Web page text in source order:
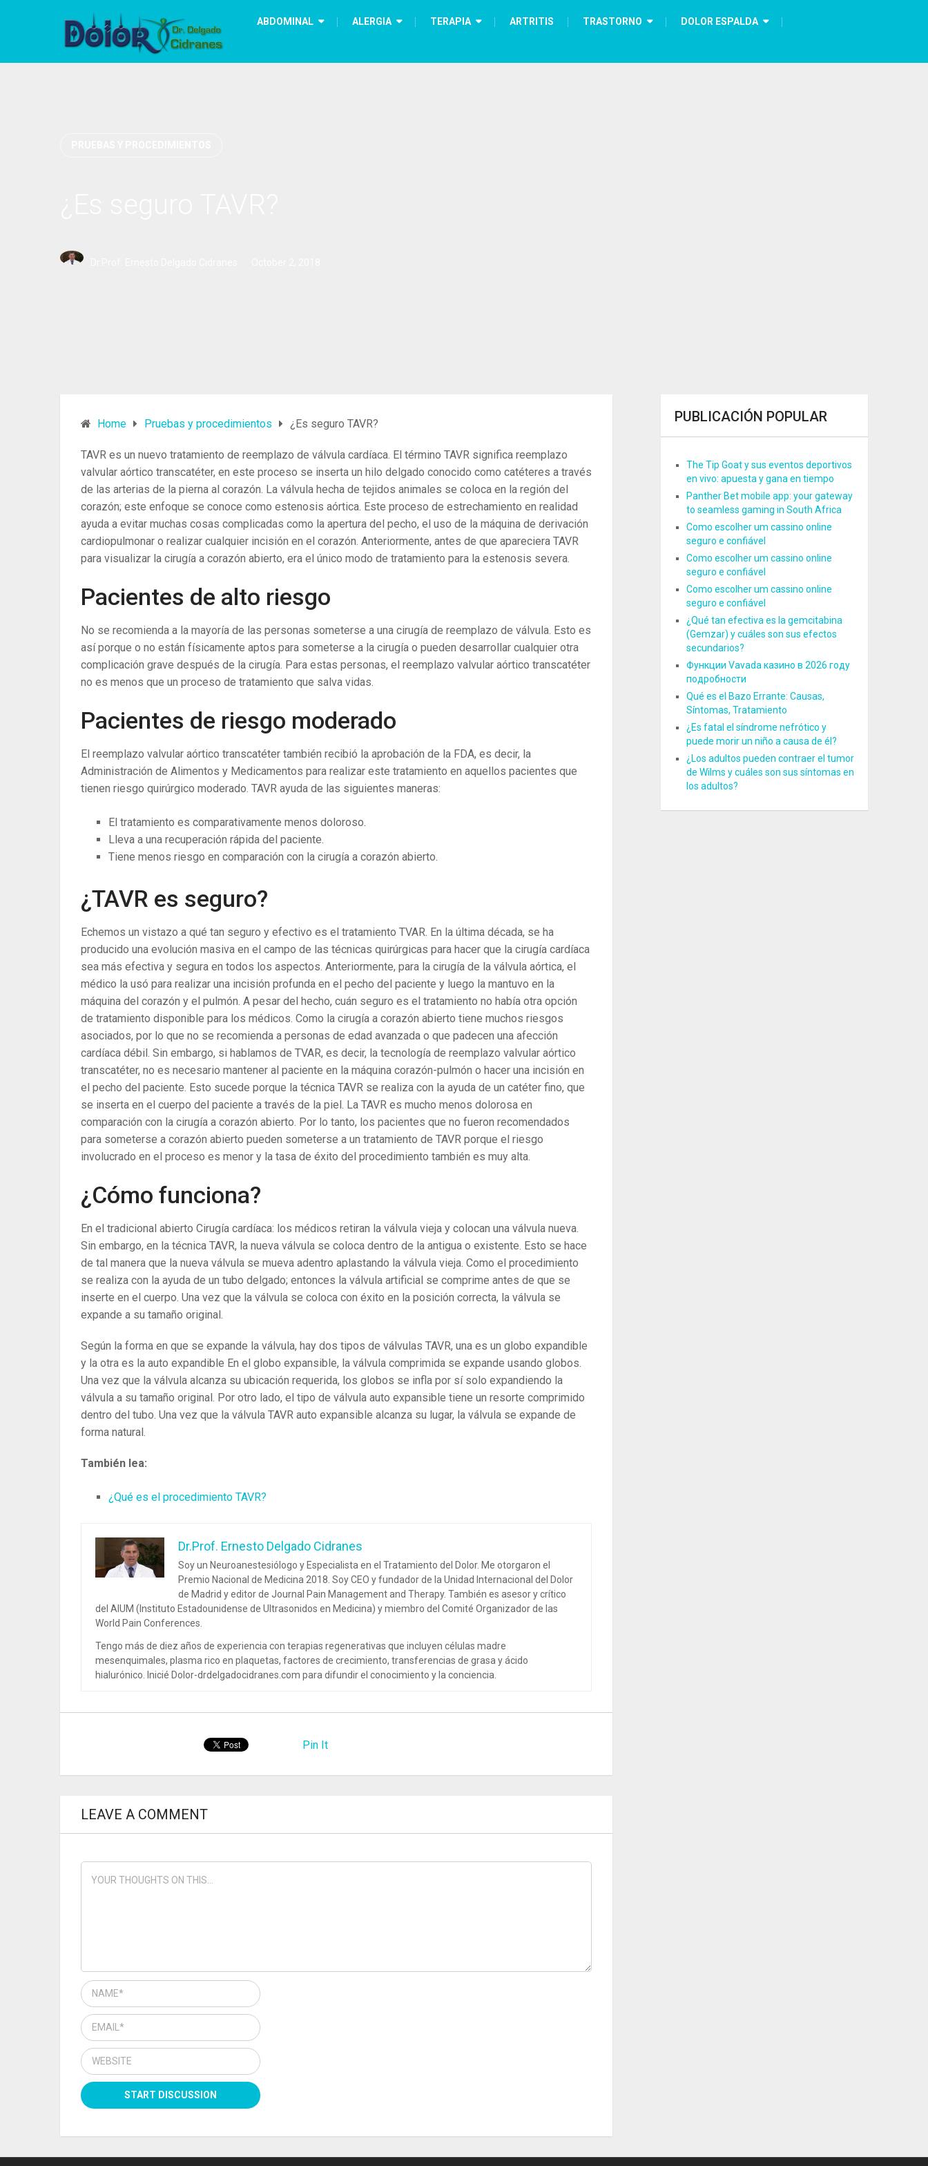
ABDOMINAL ALERGIA TERAPIA ARTRITIS TRASTORNO DOLOR ESPALDA
Home Pruebas y procedimientos ¿Es seguro TAVR?
TAVR es un nuevo tratamiento de reemplazo de válvula cardíaca. El término TAVR significa reemplazo
valvular aórtico transcatéter, en este proceso se inserta un hilo delgado conocido como catéteres a través
de las arterias de la pierna al corazón. La válvula hecha de tejidos animales se coloca en la región del
corazón; este enfoque se conoce como estenosis aórtica. Este proceso de estrechamiento en realidad
ayuda a evitar muchas cosas complicadas como la apertura del pecho, el uso de la máquina de derivación
cardiopulmonar o realizar cualquier incisión en el corazón. Anteriormente, antes de que apareciera TAVR
para visualizar la cirugía a corazón abierto, era el único modo de tratamiento para la estenosis severa.
Pacientes de alto riesgo
No se recomienda a la mayoría de las personas someterse a una cirugía de reemplazo de válvula. Esto es
así porque o no están físicamente aptos para someterse a la cirugía o pueden desarrollar cualquier otra
complicación grave después de la cirugía. Para estas personas, el reemplazo valvular aórtico transcatéter
no es menos que un proceso de tratamiento que salva vidas.
Pacientes de riesgo moderado
El reemplazo valvular aórtico transcatéter también recibió la aprobación de la FDA, es decir, la
Administración de Alimentos y Medicamentos para realizar este tratamiento en aquellos pacientes que
tienen riesgo quirúrgico moderado. TAVR ayuda de las siguientes maneras:
El tratamiento es comparativamente menos doloroso.
Lleva a una recuperación rápida del paciente.
Tiene menos riesgo en comparación con la cirugía a corazón abierto.
¿TAVR es seguro?
Echemos un vistazo a qué tan seguro y efectivo es el tratamiento TVAR. En la última década, se ha
producido una evolución masiva en el campo de las técnicas quirúrgicas para hacer que la cirugía cardíaca
sea más efectiva y segura en todos los aspectos. Anteriormente, para la cirugía de la válvula aórtica, el
médico la usó para realizar una incisión profunda en el pecho del paciente y luego la mantuvo en la
máquina del corazón y el pulmón. A pesar del hecho, cuán seguro es el tratamiento no había otra opción
de tratamiento disponible para los médicos. Como la cirugía a corazón abierto tiene muchos riesgos
asociados, por lo que no se recomienda a personas de edad avanzada o que padecen una afección
cardíaca débil. Sin embargo, si hablamos de TVAR, es decir, la tecnología de reemplazo valvular aórtico
transcatéter, no es necesario mantener al paciente en la máquina corazón-pulmón o hacer una incisión en
el pecho del paciente. Esto sucede porque la técnica TAVR se realiza con la ayuda de un catéter fino, que
se inserta en el cuerpo del paciente a través de la piel. La TAVR es mucho menos dolorosa en
comparación con la cirugía a corazón abierto. Por lo tanto, los pacientes que no fueron recomendados
para someterse a corazón abierto pueden someterse a un tratamiento de TAVR porque el riesgo
involucrado en el proceso es menor y la tasa de éxito del procedimiento también es muy alta.
¿Cómo funciona?
En el tradicional abierto Cirugía cardíaca: los médicos retiran la válvula vieja y colocan una válvula nueva.
Sin embargo, en la técnica TAVR, la nueva válvula se coloca dentro de la antigua o existente. Esto se hace
de tal manera que la nueva válvula se mueva adentro aplastando la válvula vieja. Como el procedimiento
se realiza con la ayuda de un tubo delgado; entonces la válvula artificial se comprime antes de que se
inserte en el cuerpo. Una vez que la válvula se coloca con éxito en la posición correcta, la válvula se
expande a su tamaño original.
Según la forma en que se expande la válvula, hay dos tipos de válvulas TAVR, una es un globo expandible
y la otra es la auto expandible En el globo expansible, la válvula comprimida se expande usando globos.
Una vez que la válvula alcanza su ubicación requerida, los globos se infla por sí solo expandiendo la
válvula a su tamaño original. Por otro lado, el tipo de válvula auto expansible tiene un resorte comprimido
dentro del tubo. Una vez que la válvula TAVR auto expansible alcanza su lugar, la válvula se expande de
forma natural.
También lea:
¿Qué es el procedimiento TAVR?
Dr.Prof. Ernesto Delgado Cidranes
Soy un Neuroanestesiólogo y Especialista en el Tratamiento del Dolor. Me otorgaron el
Premio Nacional de Medicina 2018. Soy CEO y fundador de la Unidad Internacional del Dolor
de Madrid y editor de Journal Pain Management and Therapy. También es asesor y crítico
del AIUM (Instituto Estadounidense de Ultrasonidos en Medicina) y miembro del Comité Organizador de las
World Pain Conferences.
Tengo más de diez años de experiencia con terapias regenerativas que incluyen células madre
mesenquimales, plasma rico en plaquetas, factores de crecimiento, transferencias de grasa y ácido
hialurónico. Inicié Dolor-drdelgadocidranes.com para difundir el conocimiento y la conciencia.
Pin It
LEAVE A COMMENT
PUBLICACIÓN POPULAR
The Tip Goat y sus eventos deportivos
en vivo: apuesta y gana en tiempo
Panther Bet mobile app: your gateway
to seamless gaming in South Africa
Como escolher um cassino online
seguro e confiável
Como escolher um cassino online
seguro e confiável
Como escolher um cassino online
seguro e confiável
¿Qué tan efectiva es la gemcitabina
(Gemzar) y cuáles son sus efectos
secundarios?
Функции Vavada казино в 2026 году
подробности
Qué es el Bazo Errante: Causas,
Síntomas, Tratamiento
¿Es fatal el síndrome nefrótico y
puede morir un niño a causa de él?
¿Los adultos pueden contraer el tumor
de Wilms y cuáles son sus síntomas en
los adultos?